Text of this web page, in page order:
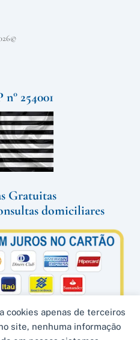
cookies apenas de terceiros
site, nenhuma informação
254001
Gratuitas
domiciliares